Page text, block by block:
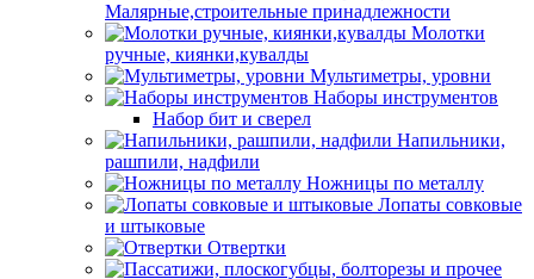
Малярные,строительные принадлежности
Молотки
ручные, киянки,кувалды
Мультиметры, уровни
Наборы инструментов
Набор бит и сверел
Напильники,
рашпили, надфили
Ножницы по металлу
Лопаты совковые
и штыковые
Отвертки